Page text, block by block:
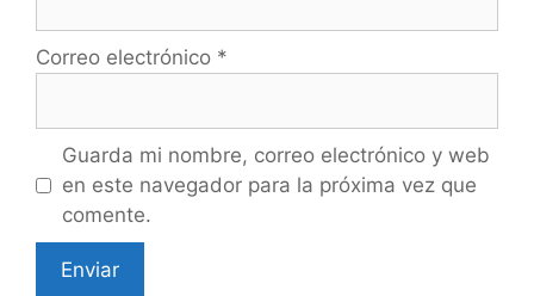
Correo electrónico *
Guarda mi nombre, correo electrónico y web
en este navegador para la próxima vez que
comente.